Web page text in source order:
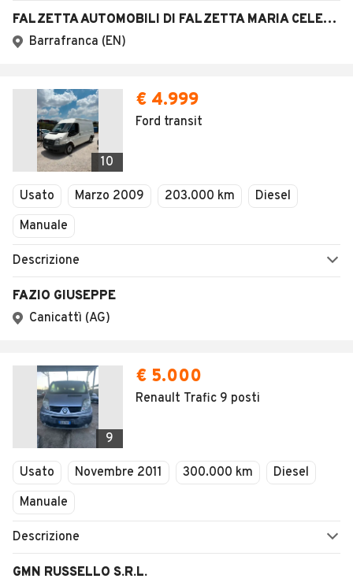
FALZETTA AUTOMOBILI DI FALZETTA MARIA CELESTE
Barrafranca (EN)
10
€ 4.999
Ford transit
Usato Marzo 2009 203.000 km
Diesel
Manuale
Descrizione
FAZIO GIUSEPPE
Canicattì (AG)
9
€ 5.000
Renault Trafic 9 posti
Usato Novembre 2011 300.000 km
Diesel
Manuale
Descrizione
GMN RUSSELLO S.R.L.